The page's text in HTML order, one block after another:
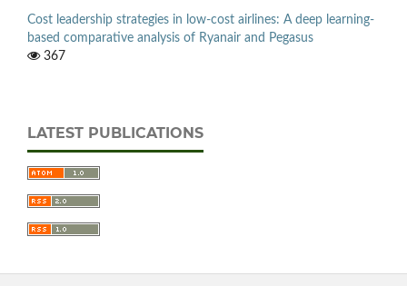
Cost leadership strategies in low-cost airlines: A deep learning-
based comparative analysis of Ryanair and Pegasus
367
LATEST PUBLICATIONS